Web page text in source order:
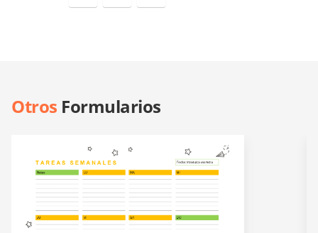
Otros Formularios